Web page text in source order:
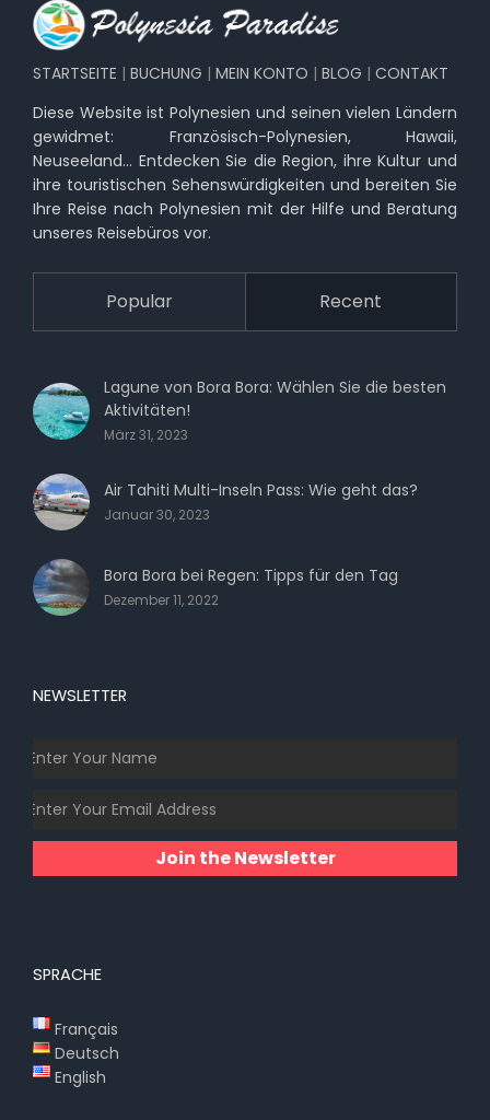
STARTSEITE | BUCHUNG | MEIN KONTO | BLOG | CONTAKT
Diese Website ist Polynesien und seinen vielen Ländern
gewidmet: Französisch-Polynesien, Hawaii,
Neuseeland… Entdecken Sie die Region, ihre Kultur und
ihre touristischen Sehenswürdigkeiten und bereiten Sie
Ihre Reise nach Polynesien mit der Hilfe und Beratung
unseres Reisebüros vor.
Popular Recent
Lagune von Bora Bora: Wählen Sie die besten
Aktivitäten!
März 31, 2023
Air Tahiti Multi-Inseln Pass: Wie geht das?
Januar 30, 2023
Bora Bora bei Regen: Tipps für den Tag
Dezember 11, 2022
NEWSLETTER
Join the Newsletter
SPRACHE
Français
Deutsch
English